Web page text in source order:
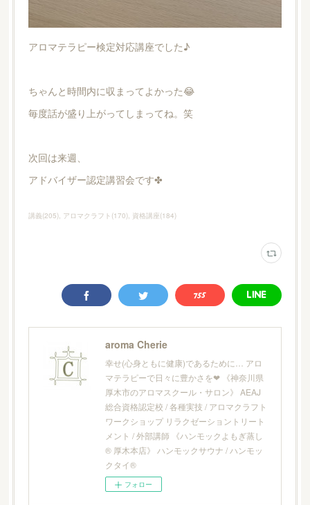
アロマテラピー検定対応講座でした♪
ちゃんと時間内に収まってよかった😂
毎度話が盛り上がってしまってね。笑
次回は来週、
アドバイザー認定講習会です✤
講義(205) アロマクラフト (170) 資格講座(184)
aroma Cherie
幸せ(心身ともに健康)であるために… アロ
マテラピーで日々に豊かさを❤︎ 《神奈川県
厚木市のアロマスクール・サロン》 AEAJ
総合資格認定校 / 各種実技 / アロマクラフト
ワークショップ リラクゼーショントリート
メント / 外部講師 《ハンモックよもぎ蒸し
® 厚木本店》 ハンモックサウナ / ハンモッ
クタイ®
フォロー